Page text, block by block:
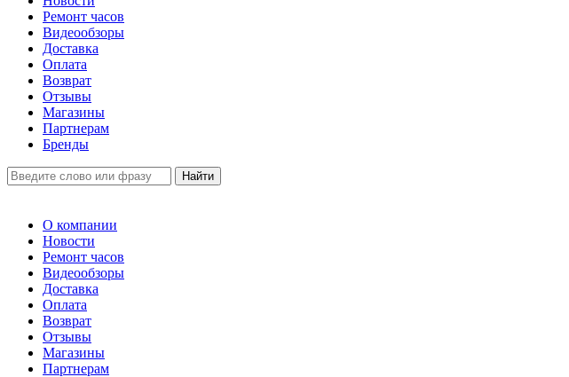
Ремонт часов
Видеообзоры
Доставка
Оплата
Возврат
Отзывы
Магазины
Партнерам
Бренды
О компании
Новости
Ремонт часов
Видеообзоры
Доставка
Оплата
Возврат
Отзывы
Магазины
Партнерам